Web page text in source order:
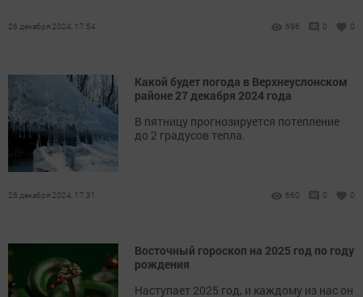
26 декабря 2024, 17:54 696 0 0
Какой будет погода в Верхнеуслонском
районе 27 декабря 2024 года
В пятницу прогнозируется потепление
до 2 градусов тепла.
26 декабря 2024, 17:31 660 0 0
Восточный гороскоп на 2025 год по году
рождения
Наступает 2025 год, и каждому из нас он